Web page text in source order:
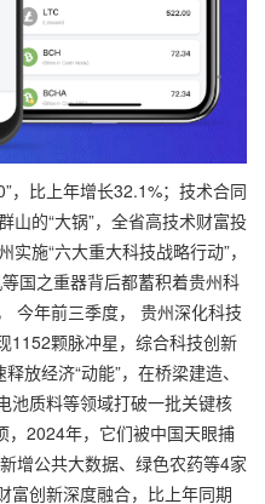
，比上年增长32.1%；技术合同
山的“大锅”，全省高技术财富投
施“六大重大科技战略行动”，
国之重器背后都蓄积着贵州科
今年前三季度， 贵州深化科技
1152颗脉冲星，综合科技创新
放经济“动能”，在桥梁建造、
池质料等领域打破一批关键核
，2024年，它们被中国天眼捕
增公共大数据、绿色农药等4家
富创新深度融合，比上年同期